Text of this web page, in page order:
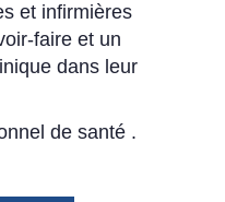
et infirmières
faire et un
dans leur
de santé .